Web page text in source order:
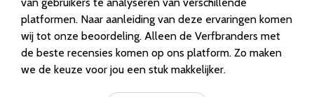
platformen. Naar aanleiding van deze ervaringen komen
wij tot onze beoordeling. Alleen de Verfbranders met
de beste recensies komen op ons platform. Zo maken
we de keuze voor jou een stuk makkelijker.